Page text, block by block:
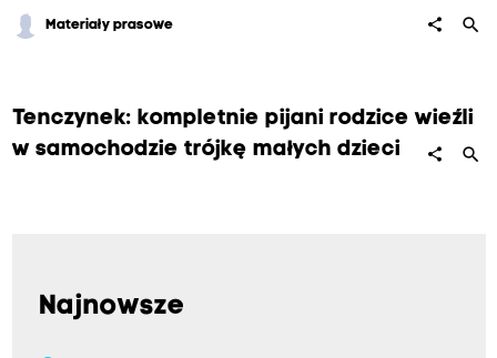
Materiały prasowe share search
Tenczynek: kompletnie pijani rodzice wieźli
w samochodzie trójkę małych dzieci
share search
Najnowsze